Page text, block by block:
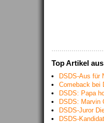
Top Artikel aus
DSDS-Aus für
Comeback bei
DSDS: Papa
DSDS: Marvin
DSDS-Juror
DSDS-